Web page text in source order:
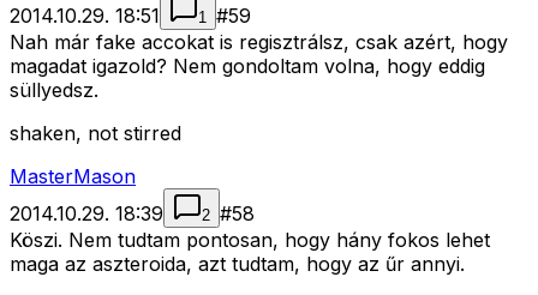
2014.10.29. 18:51
1 #59
Nah már fake accokat is regisztrálsz, csak azért, hogy
magadat igazold? Nem gondoltam volna, hogy eddig
süllyedsz.
shaken, not stirred
MasterMason
2014.10.29. 18:39
2 #58
Köszi. Nem tudtam pontosan, hogy hány fokos lehet
maga az aszteroida, azt tudtam, hogy az űr annyi.